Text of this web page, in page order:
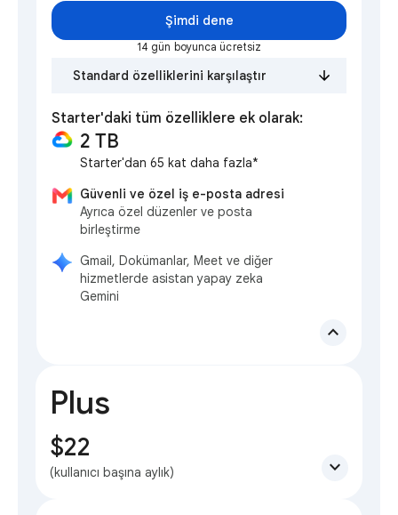
Şimdi dene
14 gün boyunca ücretsiz
Standard özelliklerini karşılaştır
Starter'daki tüm özelliklere ek olarak:
2 TB
Starter'dan 65 kat daha fazla*
Güvenli ve özel iş e-posta adresi
Ayrıca özel düzenler ve posta
birleştirme
Gmail, Dokümanlar, Meet ve diğer
hizmetlerde asistan yapay zeka
Gemini
expand_less
Plus
$22
(kullanıcı başına aylık) expand_more